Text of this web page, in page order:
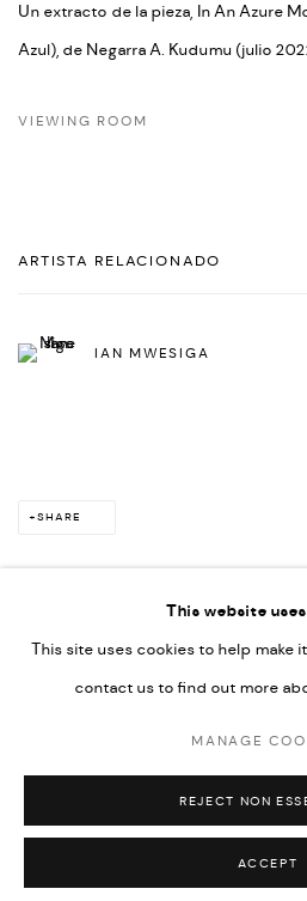
Un extracto de la pieza, In An Azure
Azul), de Negarra A. Kudumu (julio
VIEWING ROOM
ARTISTA RELACIONADO
IAN MWESIGA
SHARE
ACCESSIBILITY
MARIANE IBRAHIM. ALL RIGHTS
SITE BY ARTLOGIC
This website
This site uses cookies to help make
contact us to find out more
MANAGE
REJECT NON
ACCEPT